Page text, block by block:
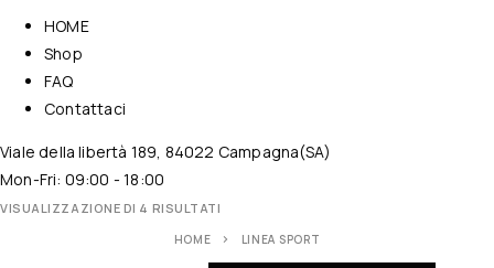
HOME
Shop
FAQ
Contattaci
Viale della libertà 189, 84022 Campagna(SA)
Mon-Fri: 09:00 - 18:00
VISUALIZZAZIONE DI 4 RISULTATI
HOME LINEA SPORT